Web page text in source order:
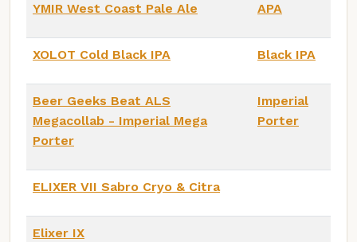
YMIR West Coast Pale Ale APA
XOLOT Cold Black IPA Black IPA
Beer Geeks Beat ALS
Megacollab - Imperial Mega
Porter
Imperial
Porter
ELIXER VII Sabro Cryo & Citra
Elixer IX